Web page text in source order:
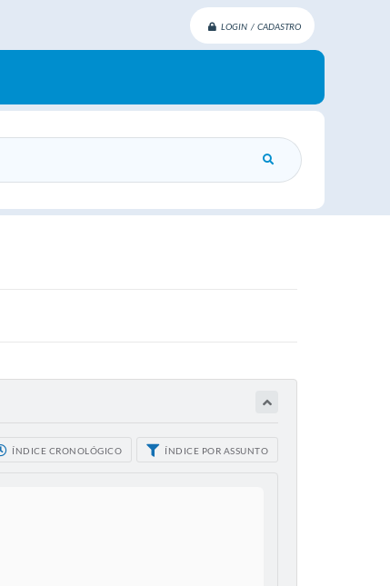
LOGIN / CADASTRO
ÍNDICE CRONOLÓGICO ÍNDICE POR ASSUNTO